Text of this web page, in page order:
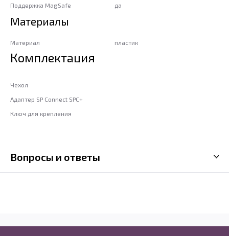
Поддержка MagSafe
да
Материалы
Материал пластик
Комплектация
Чехол
Адаптер SP Connect SPC+
Ключ для крепления
Вопросы и ответы